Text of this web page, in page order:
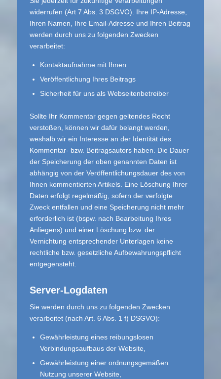
widerrufen (Art 7 Abs. 3 DSGVO). Ihre IP-Adresse,
Ihren Namen, Ihre Email-Adresse und Ihren Beitrag
werden durch uns zu folgenden Zwecken
verarbeitet:
Kontaktaufnahme mit Ihnen
Veröffentlichung Ihres Beitrags
Sicherheit für uns als Webseitenbetreiber
Sollte Ihr Kommentar gegen geltendes Recht
verstoßen, können wir dafür belangt werden,
weshalb wir ein Interesse an der Identität des
Kommentar- bzw. Beitragsautors haben. Die Dauer
der Speicherung der oben genannten Daten ist
abhängig von der Veröffentlichungsdauer des von
Ihnen kommentierten Artikels. Eine Löschung Ihrer
Daten erfolgt regelmäßig, sofern der verfolgte
Zweck entfallen und eine Speicherung nicht mehr
erforderlich ist (bspw. nach Bearbeitung Ihres
Anliegens) und einer Löschung bzw. der
Vernichtung entsprechender Unterlagen keine
rechtliche bzw. gesetzliche Aufbewahrungspflicht
entgegensteht.
Server-Logdaten
Sie werden durch uns zu folgenden Zwecken
verarbeitet (nach Art. 6 Abs. 1 f) DSGVO):
Gewährleistung eines reibungslosen
Verbindungsaufbaus der Website,
Gewährleistung einer ordnungsgemäßen
Nutzung unserer Website,